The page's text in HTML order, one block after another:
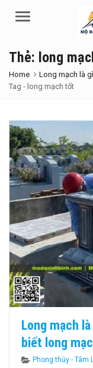
Menu
Thẻ: long
Home
Long mạch là
Tag - long mạch tốt
Long mạch
biết long
Categories
Phong thủy - Tâm